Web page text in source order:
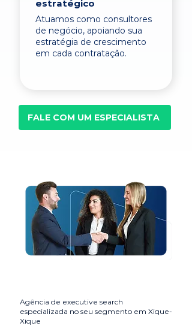
estratégico
Atuamos como consultores
de negócio, apoiando sua
estratégia de crescimento
em cada contratação.
FALE COM UM ESPECIALISTA
Agência de executive search
especializada no seu segmento em Xique-
Xique